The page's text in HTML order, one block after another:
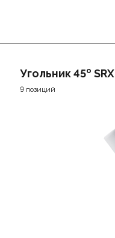
Угольник 45о SRX
9 позиций